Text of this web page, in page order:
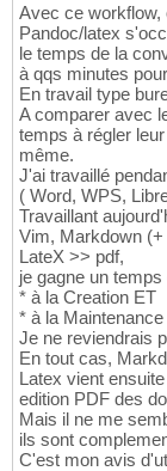
Avec ce workflow,
Pandoc/latex
le temps de la
à qqs minutes
En travail type
A comparer avec
temps à régler
même.
J'ai travaillé
( Word, WPS,
Travaillant
Vim, Markdown
LateX >> pdf,
je gagne un
* à la Creation ET
* à la
Je ne reviendrais
En tout cas,
Latex vient
edition PDF des
Mais il ne me
ils sont
C'est mon avis